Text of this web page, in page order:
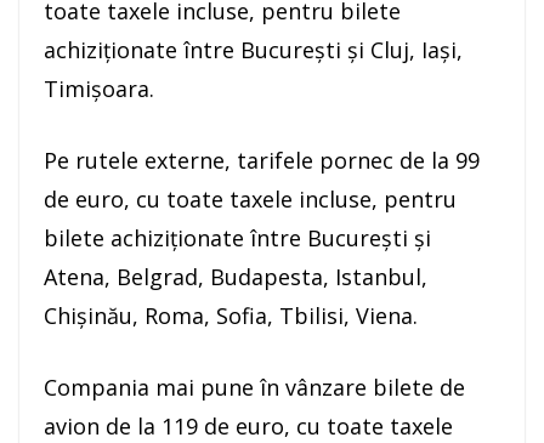
toate taxele incluse, pentru bilete
achiziţionate între Bucureşti şi Cluj, Iaşi,
Timişoara.
Pe rutele externe, tarifele pornec de la 99
de euro, cu toate taxele incluse, pentru
bilete achiziţionate între Bucureşti şi
Atena, Belgrad, Budapesta, Istanbul,
Chişinău, Roma, Sofia, Tbilisi, Viena.
Compania mai pune în vânzare bilete de
avion de la 119 de euro, cu toate taxele